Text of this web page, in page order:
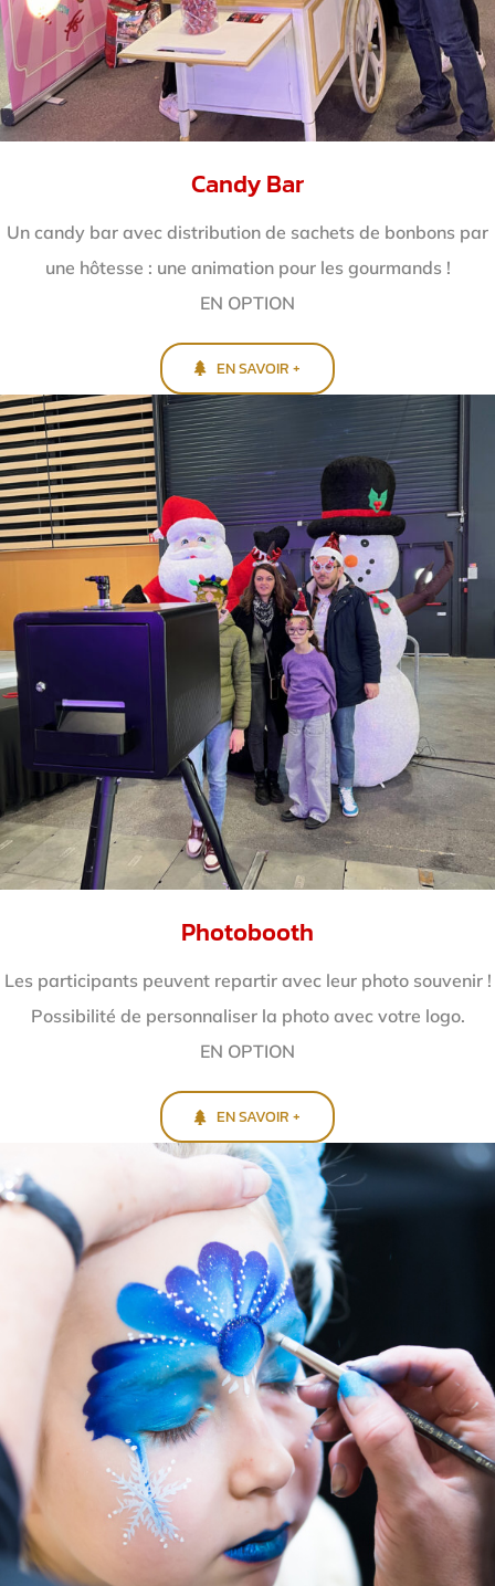
Candy Bar
Un candy bar avec distribution de sachets de bonbons par
une hôtesse : une animation pour les gourmands !
EN OPTION
EN SAVOIR +
Photobooth
Les participants peuvent repartir avec leur photo souvenir !
Possibilité de personnaliser la photo avec votre logo.
EN OPTION
EN SAVOIR +